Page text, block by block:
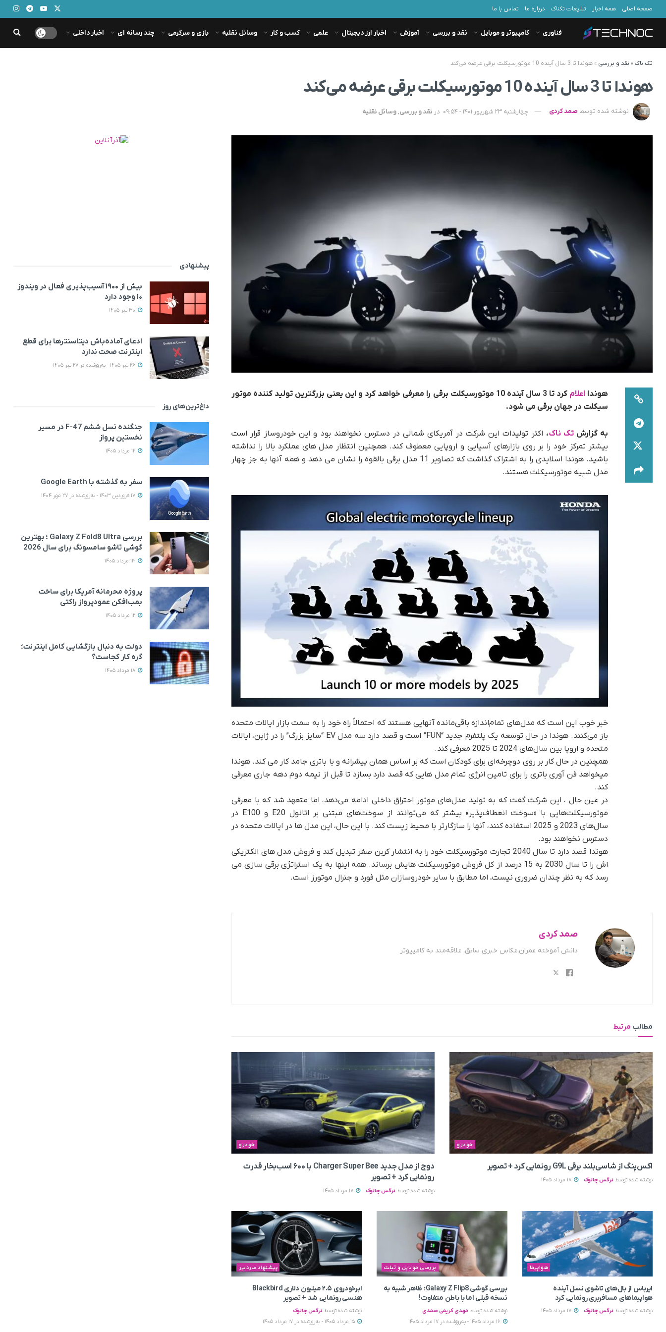
صفحه اصلی همه اخبار تبلیغات تکناک درباره ما تماس با ما
فناوری کامپیوتر و موبایل نقد و بررسی آموزش اخبار ارز دیجیتال علمی کسب و کار وسائل نقلیه بازی و سرگرمی چند رسانه ای اخبار داخلی
تک ناک» نقد و بررسی » هوندا تا 3 سال آینده 10 موتورسیکلت برقی عرضه می‌کند
هوندا تا 3 سال آینده 10 موتورسیکلت برقی عرضه می‌کند
نوشته شده توسط صمد کردی چهارشنبه 23 شهریور 1401 - 09:54 در نقد و بررسی,وسائل نقلیه
هوندا اعلام
کرد تا 3 سال آینده 10 موتورسیکلت برقی را معرفی خواهد کرد و این یعنی بزرگترین تولید کننده موتور
سیکلت در جهان برقی می شود.
به گزارش تک ناک، اکثر تولیدات این شرکت در آمریکای شمالی در دسترس نخواهند بود و این خودروساز قرار است
بیشتر تمرکز خود را بر روی بازارهای آسیایی و اروپایی معطوف کند. همچنین انتظار مدل های عملکرد بالا را نداشته
باشید. هوندا اسلایدی را به اشتراک گذاشت که تصاویر 11 مدل برقی بالقوه را نشان می دهد و همه آنها به جز چهار
مدل شبیه موتورسیکلت هستند.
خبر خوب این است که مدل‌های تمام‌اندازه باقی‌مانده آنهایی هستند که احتمالاً راه خود را به سمت بازار ایالات متحده
باز می‌کنند. هوندا در حال توسعه یک پلتفرم جدید “FUN” است و قصد دارد سه مدل EV “سایز بزرگ” را در ژاپن، ایالات
متحده و اروپا بین سال‌های 2024 تا 2025 معرفی کند.
همچنین در حال کار بر روی دوچرخه‌ای برای کودکان است که بر اساس همان پیشرانه و با باتری جامد کار می کند. هوندا
میخواهد فن آوری باتری را برای تامین انرژی تمام مدل هایی که قصد دارد بسازد تا قبل از نیمه دوم دهه جاری معرفی
کند.
در عین حال ، این شرکت گفت که به تولید مدل‌های موتور احتراق داخلی ادامه می‌دهد، اما متعهد شد که با معرفی
موتورسیکلت‌هایی با «سوخت انعطاف‌پذیر» بیشتر که می‌توانند از سوخت‌های مبتنی بر اتانول E20 و E100 در
سال‌های 2023 و 2025 استفاده کنند، آنها را سازگارتر با محیط زیست کند. با این حال، این مدل ها در ایالات متحده در
دسترس نخواهند بود.
هوندا قصد دارد تا سال 2040 تجارت موتورسیکلت خود را به انتشار کربن صفر تبدیل کند و فروش مدل های الکتریکی
اش را تا سال 2030 به 15 درصد از کل فروش موتورسیکلت هایش برساند. همه اینها به یک استراتژی برقی سازی می
رسد که به نظر چندان ضروری نیست، اما مطابق با سایر خودروسازان مثل فورد و جنرال موتورز است.
صمد کردی
دانش آموخته عمران،عکاس خبری سابق، علاقه‌مند به کامپیوتر
مطالب مرتبط
خودرو
اکس‌پنگ از شاسی‌بلند برقی G9L رونمایی کرد + تصویر
نوشته شده توسط نرگس چالوک
خودرو
دوج از مدل جدید Charger Super Bee با ۶۰۰ اسب‌بخار قدرت
رونمایی کرد + تصویر
نوشته شده توسط نرگس چالوک
هواپیما
ایرباس از بال‌های تاشوی نسل آینده
هواپیماهای مسافربری رونمایی کرد
نوشته شده توسط نرگس چالوک
بررسی موبایل و تبلت
بررسی گوشی Galaxy Z Flip8؛ ظاهر شبیه به
نسخه قبلی اما با باطن متفاوت!
نوشته شده توسط مهدی کریمی صمدی
پیشنهاد سردبیر
ابرخودروی ۲.۵ میلیون دلاری Blackbird
هنسی رونمایی شد + تصویر
نوشته شده توسط نرگس چالوک
پیشنهادی
بیش از ۱۹۰۰ آسیب‌پذیری فعال در ویندوز
۱۰ وجود دارد
ادعای آماده‌باش دیتاسنترها برای قطع
اینترنت صحت ندارد
داغ‌ترین‌های روز
جنگنده نسل ششم F-47 در مسیر
نخستین پرواز
سفر به گذشته با Google Earth
بررسی Galaxy Z Fold8 Ultra ؛ بهترین
گوشی تاشو سامسونگ برای سال 2026
پروژه محرمانه آمریکا برای ساخت
بمب‌افکن عمودپرواز راکتی
دولت به دنبال بازگشایی کامل اینترنت؛
گره کار کجاست؟